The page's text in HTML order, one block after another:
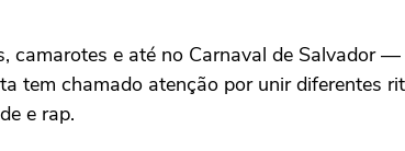
e até no Carnaval de Salvador
tem chamado atenção por unir diferentes
e rap.